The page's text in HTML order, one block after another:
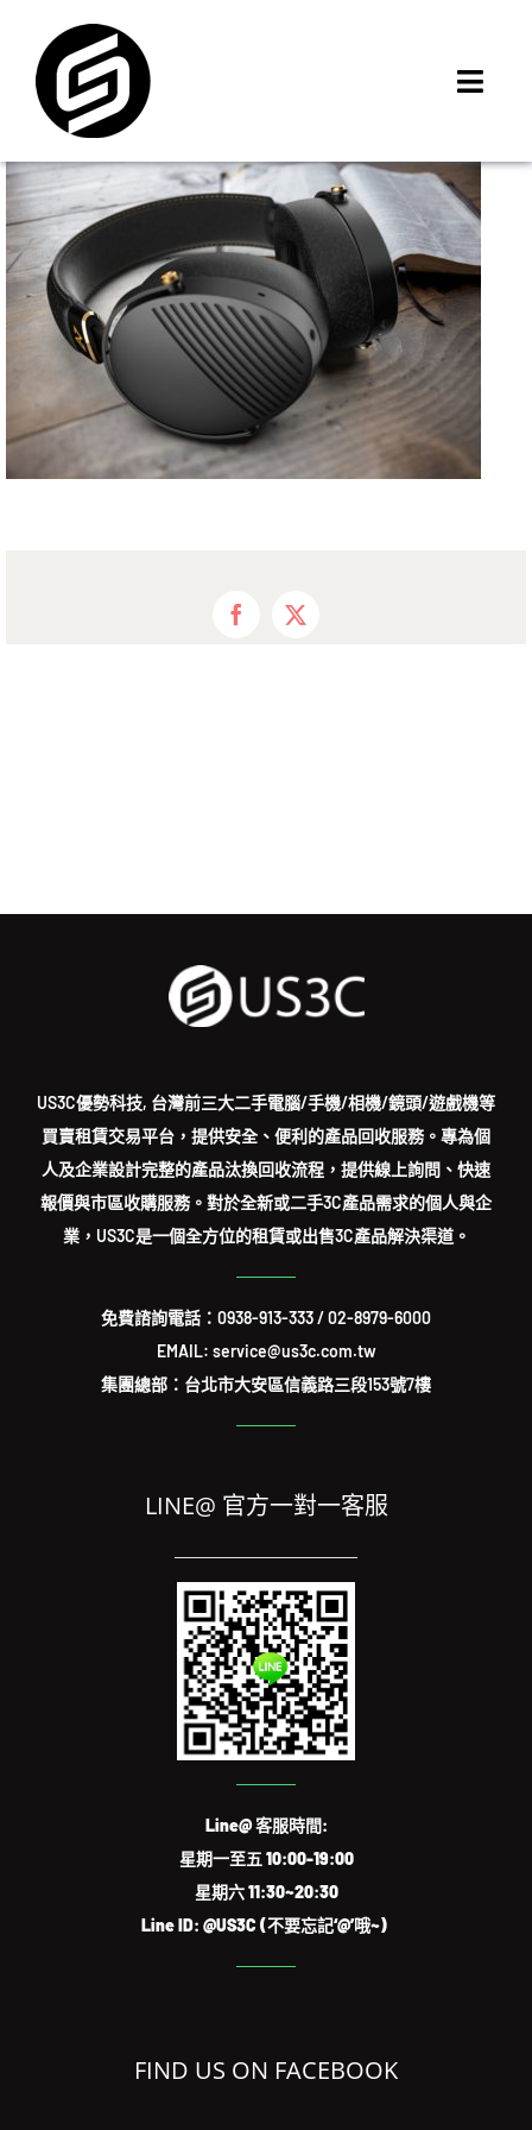
content
門市據點
iMCheck APP
iPhone 回收價
線上商城
MSI 舊換新
Facebook
X
US3C優勢科技, 台灣前三大二手電腦/手機/相機/鏡頭/遊戲機等
買賣租賃交易平台，提供安全、便利的產品回收服務。專為個
人及企業設計完整的產品汰換回收流程，提供線上詢問、快速
報價與市區收購服務。對於全新或二手3C產品需求的個人與企
業，US3C是一個全方位的租賃或出售3C產品解決渠道。
免費諮詢電話： 0938-913-333/02-8979-6000
EMAIL: service@us3c.com.tw
集團總部：台北市大安區信義路三段153號7樓
LINE@ 官方一對一客服
Line@ 客服時間:
星期一至五 10:00-19:00
星期六 11:30~20:30
Line ID: @US3C (不要忘記‘@’哦~)
FIND US ON FACEBOOK